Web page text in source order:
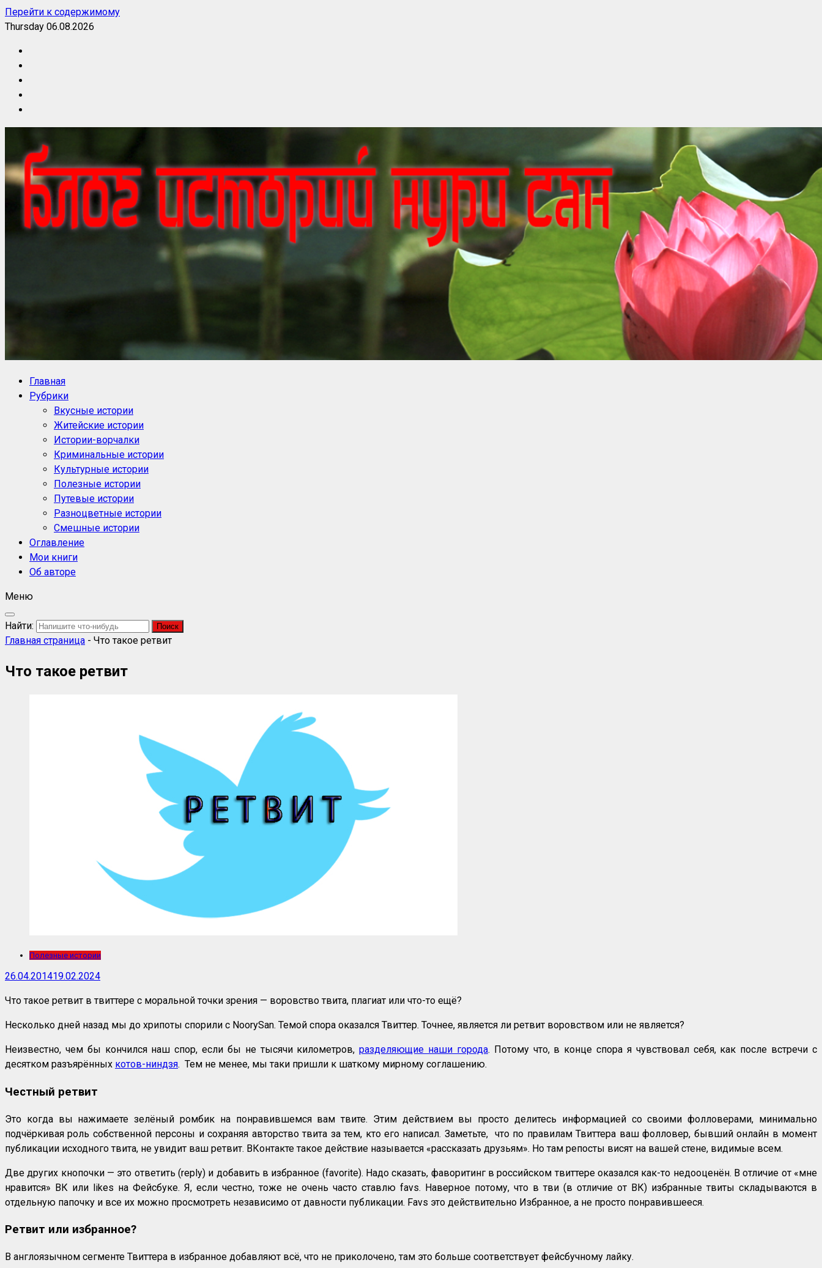
Перейти к содержимому
Thursday 06.08.2026
Блог историй NoorySan
Главная
Рубрики
Вкусные истории
Житейские истории
Истории-ворчалки
Криминальные истории
Культурные истории
Полезные истории
Путевые истории
Разноцветные истории
Смешные истории
Оглавление
Мои книги
Об авторе
Меню
Найти:
Главная страница - Что такое ретвит
Что такое ретвит
Полезные истории
26.04.201419.02.2024
Что такое ретвит в твиттере с моральной точки зрения — воровство твита, плагиат или что-то ещё?
Несколько дней назад мы до хрипоты спорили с NoorySan. Темой спора оказался Твиттер. Точнее, является ли ретвит воровством или не является?
Неизвестно, чем бы кончился наш спор, если бы не тысячи километров,разделяющие наши города. Потому что, в конце спора я чувствовал себя, как после встречи с
десятком разъярённых котов-ниндзя. Тем не менее, мы таки пришли к шаткому мирному соглашению.
Честный ретвит
Это когда вы нажимаете зелёный ромбик на понравившемся вам твите. Этим действием вы просто делитесь информацией со своими фолловерами, минимально
подчёркивая роль собственной персоны и сохраняя авторство твита за тем, кто его написал. Заметьте, что по правилам Твиттера ваш фолловер, бывший онлайн в момент
публикации исходного твита, не увидит ваш ретвит. ВКонтакте такое действие называется «рассказать друзьям». Но там репосты висят на вашей стене, видимые всем.
Две других кнопочки — это ответить (reply) и добавить в избранное (favorite). Надо сказать, фаворитинг в российском твиттере оказался как-то недооценён. В отличие от «мне
нравится» ВК или likes на Фейсбуке. Я, если честно, тоже не очень часто ставлю favs. Наверное потому, что в тви (в отличие от ВК) избранные твиты складываются в
отдельную папочку и все их можно просмотреть независимо от давности публикации. Favs это действительно Избранное, а не просто понравившееся.
Ретвит или избранное?
В англоязычном сегменте Твиттера в избранное добавляют всё, что не приколочено, там это больше соответствует фейсбучному лайку.